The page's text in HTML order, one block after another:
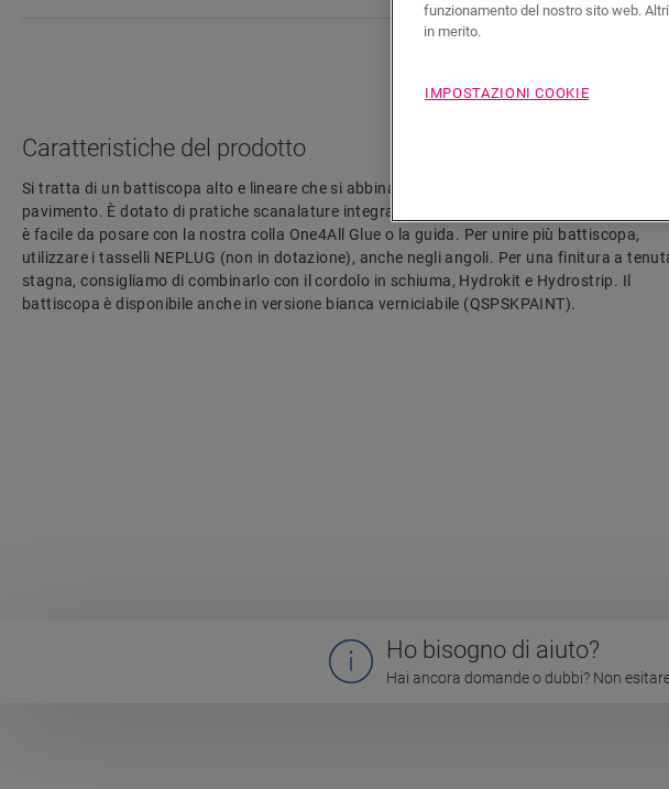
Un
Caratteristiche del prodotto
Si tratta di un battiscopa alto e lineare che si abbina perfettamente al colore del tuo
pavimento. È dotato di pratiche scanalature integrate nel retro per ospitare i cavi. Il
è facile da posare con la nostra colla One4All Glue o la guida. Per unire più battiscopa,
utilizzare i tasselli NEPLUG (non in dotazione), anche negli angoli. Per una finitura a
stagna, consigliamo di combinarlo con il cordolo in schiuma, Hydrokit e Hydrostrip. Il
battiscopa è disponibile anche in versione bianca verniciabile (QSPSKPAINT).
Ho bisogno di aiuto?
Hai ancora domande o dubbi? Non
funzionamento del nostro sito web.
in merito.
IMPOSTAZIONI COOKIE